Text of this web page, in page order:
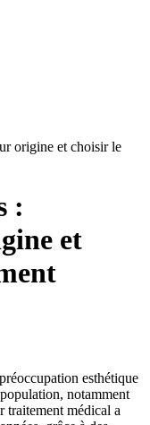
origine et choisir le
:
et
esthétique
notamment
traitement médical a